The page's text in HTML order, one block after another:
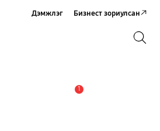
Дэмжлэг Бизнест зориулсан
1